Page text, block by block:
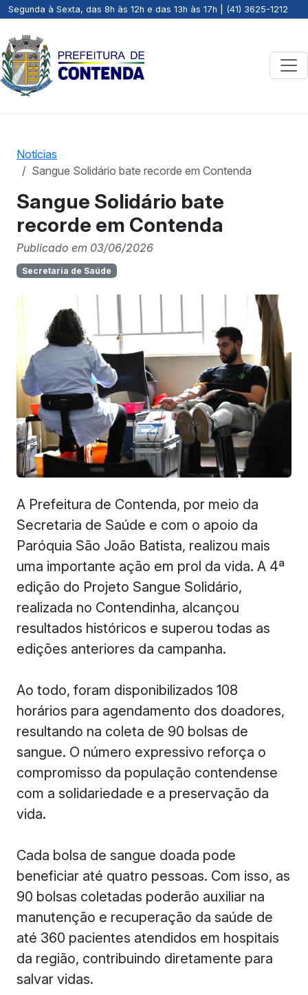
Segunda à Sexta, das 8h às 12h e das 13h às 17h | (41) 3625-1212
Notícias
Sangue Solidário bate recorde em Contenda
Sangue Solidário bate
recorde em Contenda
Publicado em 03/06/2026
Secretaria de Saúde
A Prefeitura de Contenda, por meio da
Secretaria de Saúde e com o apoio da
Paróquia São João Batista, realizou mais
uma importante ação em prol da vida. A 4ª
edição do Projeto Sangue Solidário,
realizada no Contendinha, alcançou
resultados históricos e superou todas as
edições anteriores da campanha.
Ao todo, foram disponibilizados 108
horários para agendamento dos doadores,
resultando na coleta de 90 bolsas de
sangue. O número expressivo reforça o
compromisso da população contendense
com a solidariedade e a preservação da
vida.
Cada bolsa de sangue doada pode
beneficiar até quatro pessoas. Com isso, as
90 bolsas coletadas poderão auxiliar na
manutenção e recuperação da saúde de
até 360 pacientes atendidos em hospitais
da região, contribuindo diretamente para
salvar vidas.